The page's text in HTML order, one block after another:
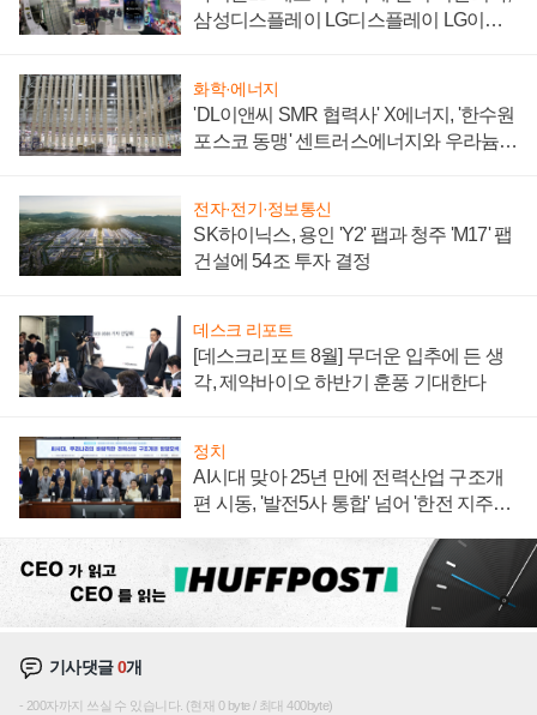
삼성디스플레이 LG디스플레이 LG이노
화학·에너지
'DL이앤씨 SMR 협력사' X에너지, '한수원
포스코 동맹' 센트러스에너지와 우라늄
전자·전기·정보통신
SK하이닉스, 용인 'Y2' 팹과 청주 'M17' 팹
건설에 54조 투자 결정
데스크 리포트
[데스크리포트 8월] 무더운 입추에 든 생
각, 제약바이오 하반기 훈풍 기대한다
정치
AI시대 맞아 25년 만에 전력산업 구조개
편 시동, '발전5사 통합' 넘어 '한전 지주사'
기사댓글0개
200자까지 쓰실 수 있습니다. (현재 0 byte / 최대 400byte)